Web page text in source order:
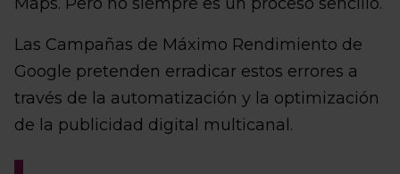
Las Campañas de Máximo Rendimiento de
Google pretenden erradicar estos errores a
través de la automatización y la optimización
de la publicidad digital multicanal.